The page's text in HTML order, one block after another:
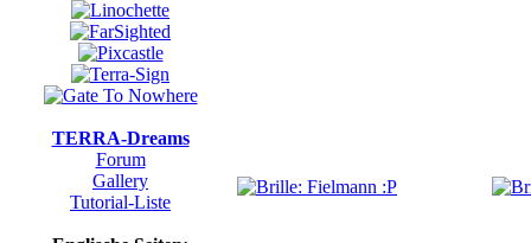
TERRA-Dreams
Forum
Gallery
Tutorial-Liste